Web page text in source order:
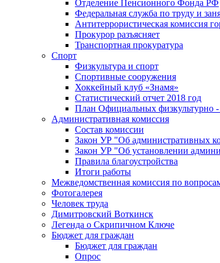
Отделение Пенсионного Фонда РФ
Федеральная служба по труду и
Антитеррористическая комиссия
Прокурор разъясняет
Транспортная прокуратура
Спорт
Физкультура и спорт
Спортивные сооружения
Хоккейный клуб «Знамя»
Статистический отчет 2018 год
План Официальных физкультурно
Административная комиссия
Состав комиссии
Закон УР "Об административных
Закон УР "Об установлении
Правила благоустройства
Итоги работы
Межведомственная комиссия по
Фотогалерея
Человек труда
Димитровский Воткинск
Легенда о Скрипичном Ключе
Бюджет для граждан
Бюджет для граждан
Опрос